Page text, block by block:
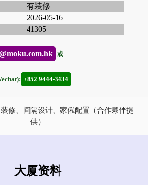
有装修
2026-05-16
41305
或
+852 9444-3434
修、间隔设计、家俬配置（合作夥伴提
供）
大厦资料